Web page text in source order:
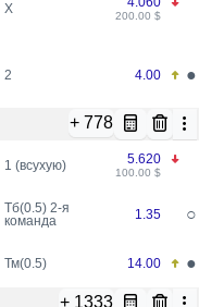
X 200.00 $
2 4.00 ●
+ 778
1 (всухую) 5.620
100.00 $
Тб(0.5) 2-я
команда
1.35 ○
Тм(0.5) 14.00 ●
+ 1333